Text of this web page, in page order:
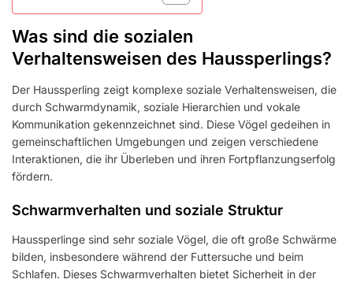
Was sind die sozialen
Verhaltensweisen des Haussperlings?
Der Haussperling zeigt komplexe soziale Verhaltensweisen, die
durch Schwarmdynamik, soziale Hierarchien und vokale
Kommunikation gekennzeichnet sind. Diese Vögel gedeihen in
gemeinschaftlichen Umgebungen und zeigen verschiedene
Interaktionen, die ihr Überleben und ihren Fortpflanzungserfolg
fördern.
Schwarmverhalten und soziale Struktur
Haussperlinge sind sehr soziale Vögel, die oft große Schwärme
bilden, insbesondere während der Futtersuche und beim
Schlafen. Dieses Schwarmverhalten bietet Sicherheit in der